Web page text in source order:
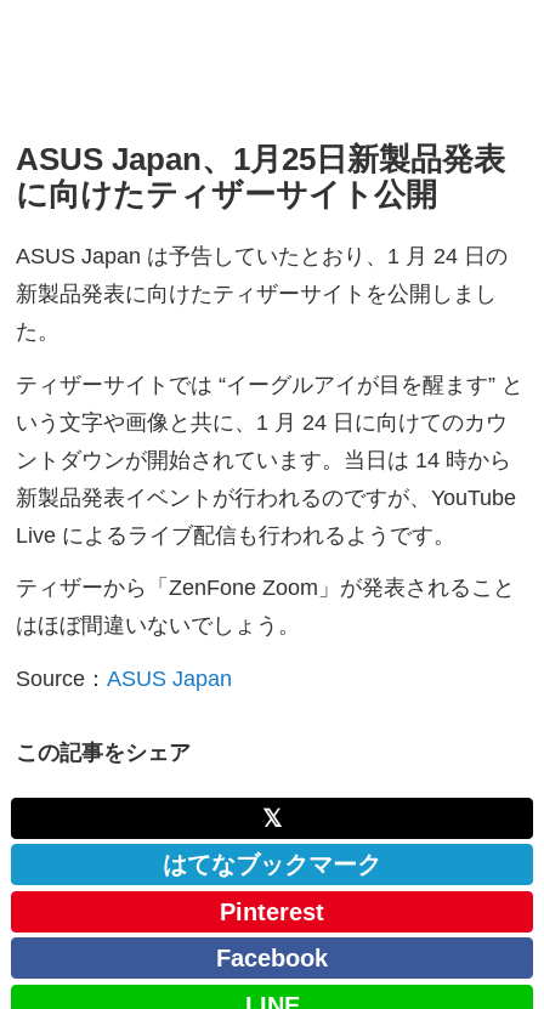
ASUS Japan、1月25日新製品発表
に向けたティザーサイト公開
ASUS Japan は予告していたとおり、1 月 24 日の
新製品発表に向けたティザーサイトを公開しまし
た。
ティザーサイトでは “イーグルアイが目を醒ます” と
いう文字や画像と共に、1 月 24 日に向けてのカウ
ントダウンが開始されています。当日は 14 時から
新製品発表イベントが行われるのですが、YouTube
Live によるライブ配信も行われるようです。
ティザーから「ZenFone Zoom」が発表されること
はほぼ間違いないでしょう。
Source：ASUS Japan
この記事をシェア
𝕏
はてなブックマーク
Pinterest
Facebook